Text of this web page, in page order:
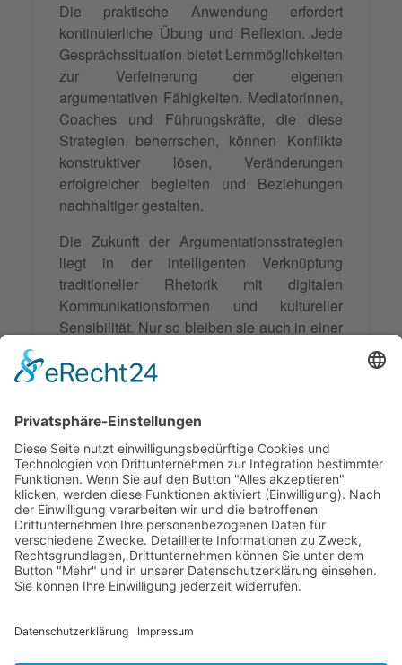
Die praktische Anwendung erfordert
kontinuierliche Übung und Reflexion. Jede
Gesprächssituation bietet Lernmöglichkeiten
zur Verfeinerung der eigenen
argumentativen Fähigkeiten. Mediatorinnen,
Coaches und Führungskräfte, die diese
Strategien beherrschen, können Konflikte
konstruktiver lösen, Veränderungen
erfolgreicher begleiten und Beziehungen
nachhaltiger gestalten.
Die Zukunft der Argumentationsstrategien
liegt in der intelligenten Verknüpfung
traditioneller Rhetorik mit digitalen
Kommunikationsformen und kultureller
Sensibilität. Nur so bleiben sie auch in einer
Kommunikationslandschaft relevant und
Synonyme: Argumentationsstrategie
© 2026 Frank Hartung Ihr Mediator bei Konflikten in Familie,